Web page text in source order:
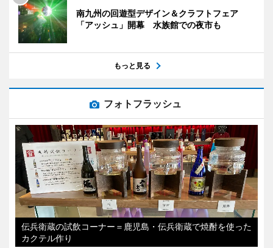
南九州の回遊型デザイン＆クラフトフェア
「アッシュ」開幕 水族館での夜市も
もっと見る
フォトフラッシュ
伝兵衛蔵の試飲コーナー＝鹿児島・伝兵衛蔵で焼酎を使った
カクテル作り